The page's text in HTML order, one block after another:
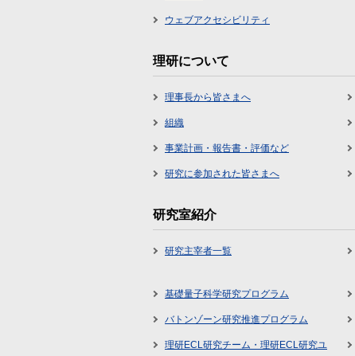
ウェブアクセシビリティ
理研について
理事長から皆さまへ
組織
事業計画・報告書・評価など
研究に参加された皆さまへ
研究室紹介
研究主宰者一覧
基礎量子科学研究プログラム
バトンゾーン研究推進プログラム
理研ECL研究チーム・理研ECL研究ユ